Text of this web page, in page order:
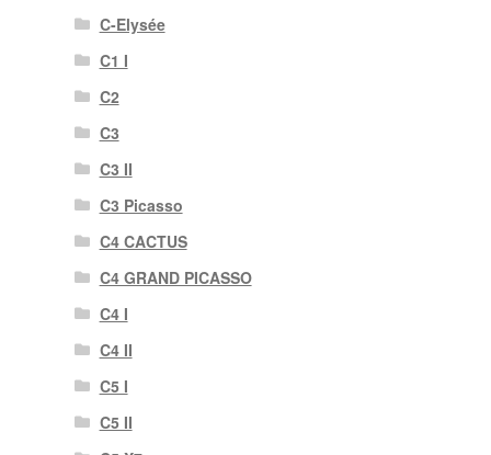
C-Elysée
C1 I
C2
C3
C3 II
C3 Picasso
C4 CACTUS
C4 GRAND PICASSO
C4 I
C4 II
C5 I
C5 II